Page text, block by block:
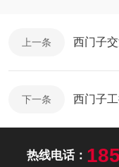
上一条
下一条 西门子
热线电话：